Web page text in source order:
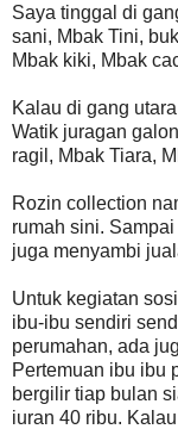
Saya tinggal di
sani, Mbak Tini,
Mbak kiki, Mbak
Kalau di gang
Watik juragan
ragil, Mbak Tiara,
Rozin collection
rumah sini.
juga menyambi
Untuk kegiatan
ibu-ibu sendiri
perumahan, ada
Pertemuan ibu ibu
bergilir tiap bulan
iuran 40 ribu.